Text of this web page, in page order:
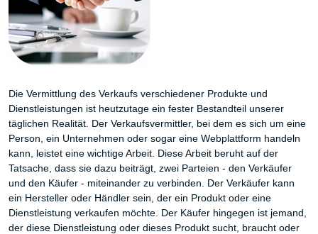
Die Vermittlung des Verkaufs verschiedener Produkte und
Dienstleistungen ist heutzutage ein fester Bestandteil unserer
täglichen Realität. Der Verkaufsvermittler, bei dem es sich um eine
Person, ein Unternehmen oder sogar eine Webplattform handeln
kann, leistet eine wichtige Arbeit. Diese Arbeit beruht auf der
Tatsache, dass sie dazu beiträgt, zwei Parteien - den Verkäufer
und den Käufer - miteinander zu verbinden. Der Verkäufer kann
ein Hersteller oder Händler sein, der ein Produkt oder eine
Dienstleistung verkaufen möchte. Der Käufer hingegen ist jemand,
der diese Dienstleistung oder dieses Produkt sucht, braucht oder